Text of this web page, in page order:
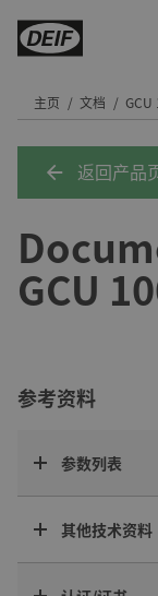
主页 文档 GCU
返回产品
GCU
参考资料
参数列表
其他技术资料
DEIF PowerAI